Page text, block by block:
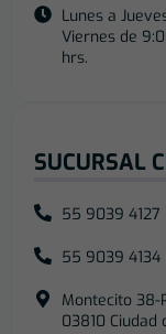
Lunes a
Viernes de
hrs.
SUCURSAL
55 9039 4127
55 9039 4134
Montecito 38-
03810 Ciudad